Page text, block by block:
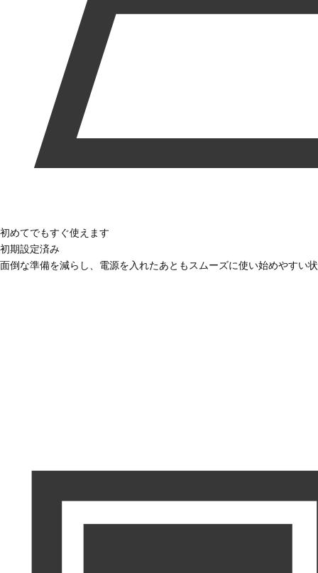
初めてでもすぐ使えます
初期設定済み
面倒な準備を減らし、電源を入れたあともスムーズに使い始めやすい